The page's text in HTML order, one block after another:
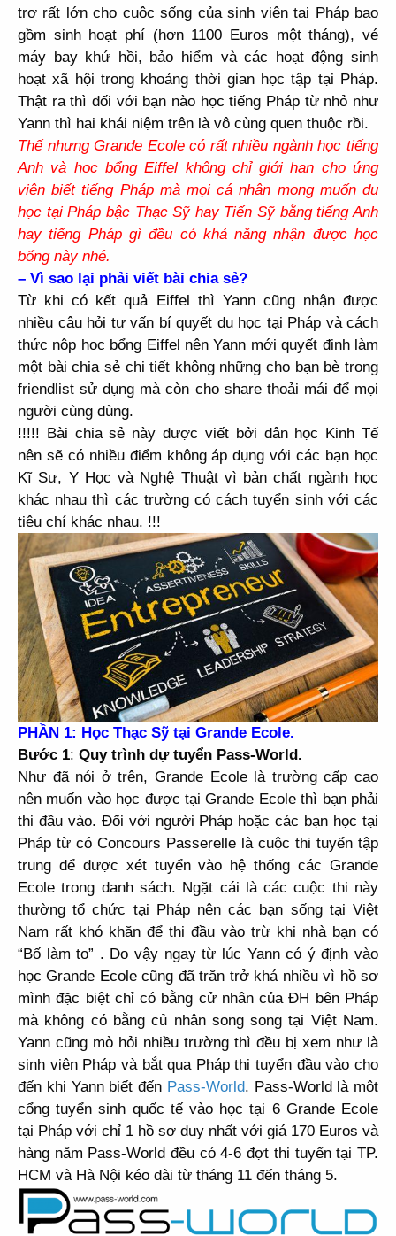
trợ rất lớn cho cuộc sống của sinh viên tại Pháp bao
gồm sinh hoạt phí (hơn 1100 Euros một tháng), vé
máy bay khứ hồi, bảo hiểm và các hoạt động sinh
hoạt xã hội trong khoảng thời gian học tập tại Pháp.
Thật ra thì đối với bạn nào học tiếng Pháp từ nhỏ như
Yann thì hai khái niệm trên là vô cùng quen thuộc rồi.
Thế nhưng Grande Ecole có rất nhiều ngành học tiếng
Anh và học bổng Eiffel không chỉ giới hạn cho ứng
viên biết tiếng Pháp mà mọi cá nhân mong muốn du
học tại Pháp bậc Thạc Sỹ hay Tiến Sỹ bằng tiếng Anh
hay tiếng Pháp gì đều có khả năng nhận được học
bổng này nhé.
– Vì sao lại phải viết bài chia sẻ?
Từ khi có kết quả Eiffel thì Yann cũng nhận được
nhiều câu hỏi tư vấn bí quyết du học tại Pháp và cách
thức nộp học bổng Eiffel nên Yann mới quyết định làm
một bài chia sẻ chi tiết không những cho bạn bè trong
friendlist sử dụng mà còn cho share thoải mái để mọi
người cùng dùng.
!!!!! Bài chia sẻ này được viết bởi dân học Kinh Tế
nên sẽ có nhiều điểm không áp dụng với các bạn học
Kĩ Sư, Y Học và Nghệ Thuật vì bản chất ngành học
khác nhau thì các trường có cách tuyển sinh với các
tiêu chí khác nhau. !!!
PHẦN 1: Học Thạc Sỹ tại Grande Ecole.
Bước 1: Quy trình dự tuyển Pass-World.
Như đã nói ở trên, Grande Ecole là trường cấp cao
nên muốn vào học được tại Grande Ecole thì bạn phải
thi đầu vào. Đối với người Pháp hoặc các bạn học tại
Pháp từ có Concours Passerelle là cuộc thi tuyển tập
trung để được xét tuyển vào hệ thống các Grande
Ecole trong danh sách. Ngặt cái là các cuộc thi này
thường tổ chức tại Pháp nên các bạn sống tại Việt
Nam rất khó khăn để thi đầu vào trừ khi nhà bạn có
“Bố làm to” . Do vậy ngay từ lúc Yann có ý định vào
học Grande Ecole cũng đã trăn trở khá nhiều vì hồ sơ
mình đặc biệt chỉ có bằng cử nhân của ĐH bên Pháp
mà không có bằng củ nhân song song tại Việt Nam.
Yann cũng mò hỏi nhiều trường thì đều bị xem như là
sinh viên Pháp và bắt qua Pháp thi tuyển đầu vào cho
đến khi Yann biết đến Pass-World. Pass-World là một
cổng tuyển sinh quốc tế vào học tại 6 Grande Ecole
tại Pháp với chỉ 1 hồ sơ duy nhất với giá 170 Euros và
hàng năm Pass-World đều có 4-6 đợt thi tuyển tại TP.
HCM và Hà Nội kéo dài từ tháng 11 đến tháng 5.